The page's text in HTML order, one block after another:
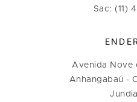
Sac: (11)
Avenida Nove
Anhangabaú -